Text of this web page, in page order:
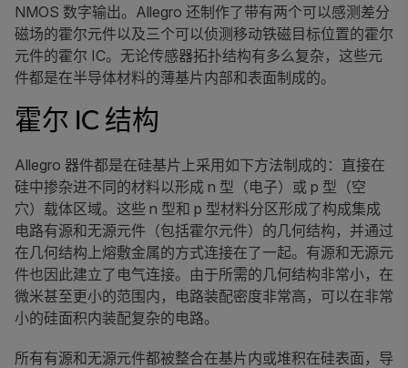
NMOS 数字输出。Allegro 还制作了带有两个可以感测差分
磁场的霍尔元件以及三个可以侦测移动铁磁目标位置的霍尔
元件的霍尔 IC。无论传感器拓扑结构有多么复杂，这些元
件都是在半导体材料的薄基片内部和表面制成的。
霍尔 IC 结构
Allegro 器件都是在硅基片上采用如下方法制成的：直接在
硅中掺杂进不同的材料以形成 n 型（电子）或 p 型（空
穴）载体区域。这些 n 型和 p 型材料分区形成了构成集成
电路有源和无源元件（包括霍尔元件）的几何结构，并通过
在几何结构上熔敷金属的方式连接在了一起。有源和无源元
件也因此建立了电气连接。由于所需的几何结构非常小，在
微米甚至更小的范围内，电路装配密度非常高，可以在非常
小的硅面积内装配复杂的电路。
所有有源和无源元件都被整合在基片内或堆积在硅表面，导